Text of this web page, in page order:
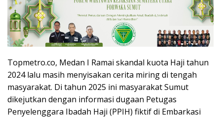
Topmetro.co, Medan I Ramai skandal kuota Haji tahun
2024 lalu masih menyisakan cerita miring di tengah
masyarakat. Di tahun 2025 ini masyarakat Sumut
dikejutkan dengan informasi dugaan Petugas
Penyelenggara Ibadah Haji (PPIH) fiktif di Embarkasi